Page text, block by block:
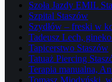
Szoła Jazdy EMIL
Szpital Staszów
Szydłów – freski w
Tadeusz Lech,
Tapicerstwo Staszów
Tatuaż Piercing
Terapia manualna,
Tomasz Miodyński,